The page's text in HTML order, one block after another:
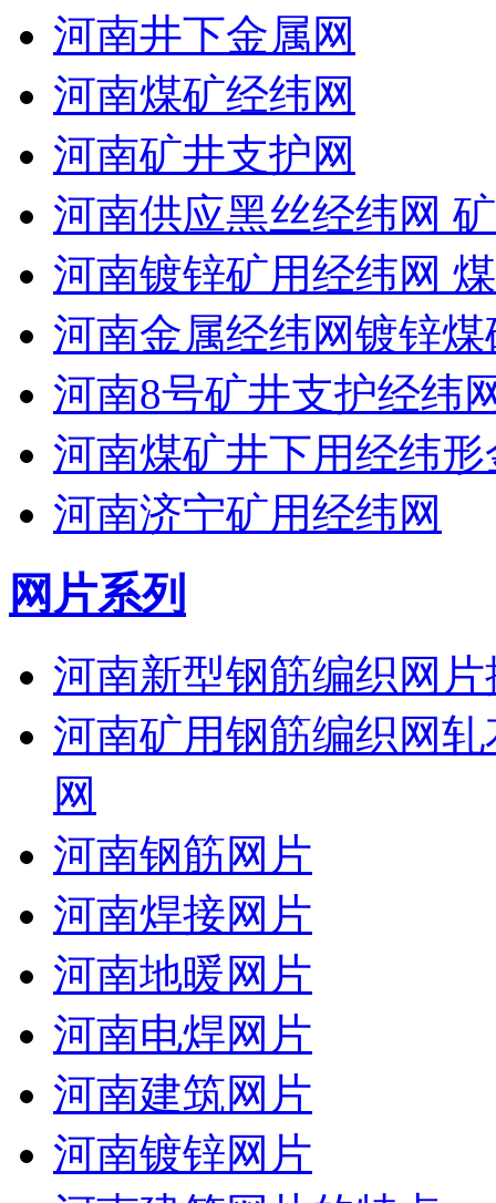
河南井下金属网
河南煤矿经纬网
河南矿井支护网
河南供应黑丝经纬网
河南镀锌矿用经纬网
河南金属经纬网镀锌
河南8号矿井支护经纬
河南煤矿井下用经纬
河南济宁矿用经纬网
网片系列
河南新型钢筋编织网
河南矿用钢筋编织网
网
河南钢筋网片
河南焊接网片
河南地暖网片
河南电焊网片
河南建筑网片
河南镀锌网片